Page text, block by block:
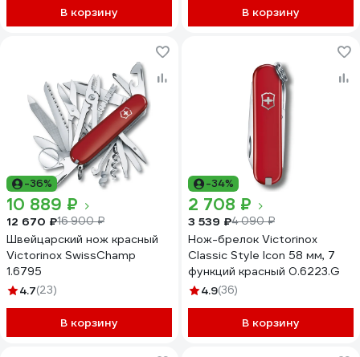
В корзину В корзину
-36%
10 889 ₽
12 670 ₽16 900 ₽
Швейцарский нож красный
Victorinox SwissChamp
1.6795
4.7(23)
В корзину
-34%
2 708 ₽
3 539 ₽4 090 ₽
Нож-брелок Victorinox
Classic Style Icon 58 мм, 7
функций красный 0.6223.G
4.9(36)
В корзину